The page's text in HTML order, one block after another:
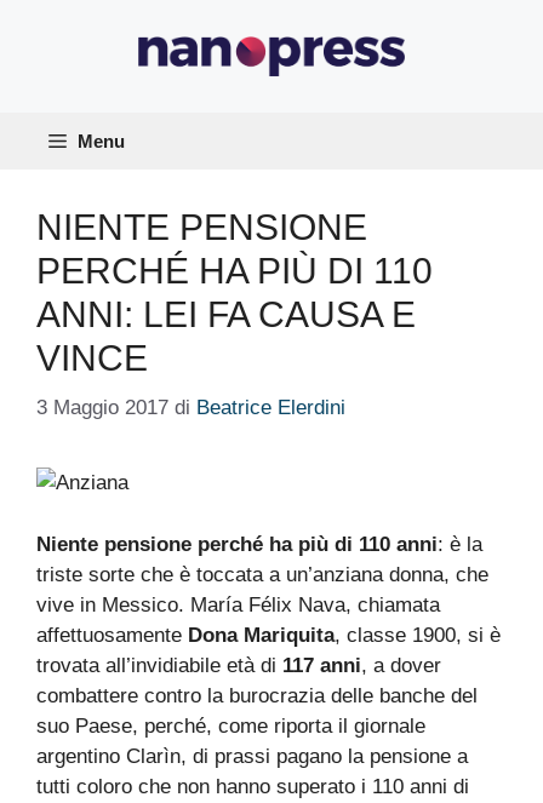
Menu
NIENTE PENSIONE
PERCHÉ HA PIÙ DI 110
ANNI: LEI FA CAUSA E
VINCE
3 Maggio 2017 di Beatrice Elerdini
Niente pensione perché ha più di 110 anni: è la
triste sorte che è toccata a un’anziana donna, che
vive in Messico. María Félix Nava, chiamata
affettuosamente Dona Mariquita, classe 1900, si è
trovata all’invidiabile età di 117 anni, a dover
combattere contro la burocrazia delle banche del
suo Paese, perché, come riporta il giornale
argentino Clarìn, di prassi pagano la pensione a
tutti coloro che non hanno superato i 110 anni di